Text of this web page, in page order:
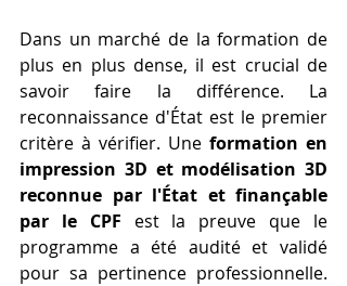
Dans un marché de la formation de
plus en plus dense, il est crucial de
savoir faire la différence. La
reconnaissance d'État est le premier
critère à vérifier. Une formation en
impression 3D et modélisation 3D
reconnue par l'État et finançable
par le CPF est la preuve que le
programme a été audité et validé
pour sa pertinence professionnelle.